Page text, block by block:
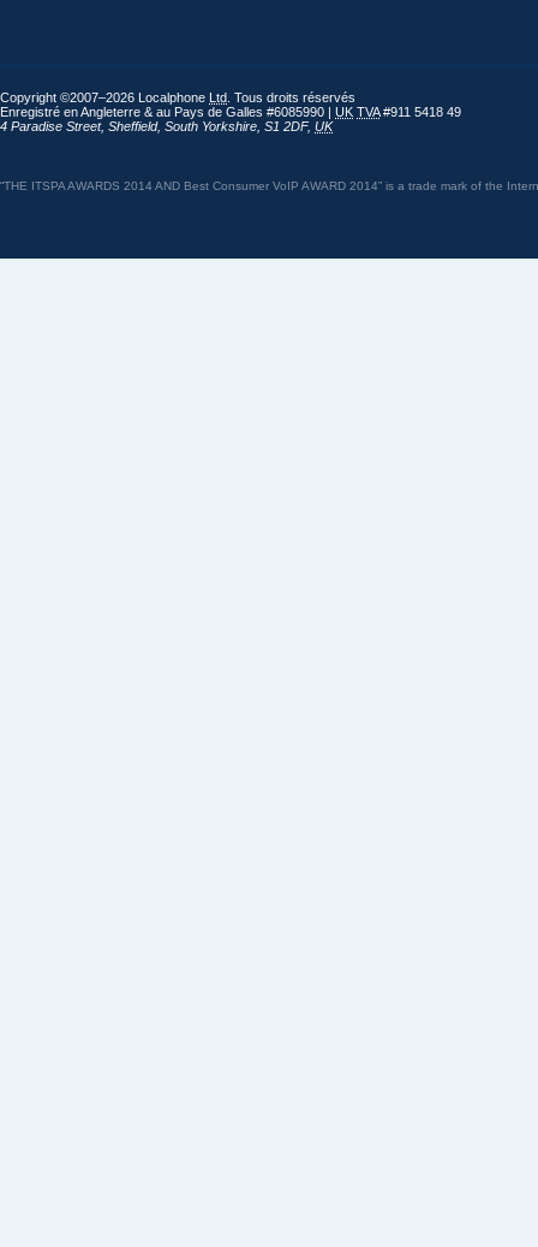
Copyright ©2007–2026 Localphone Ltd . Tous droits réservés
Enregistré en Angleterre & au Pays de Galles #6085990 | UK TVA#911 5418 49
4 Paradise Street, Sheffield, South Yorkshire S1 2DF, UK
“THE ITSPA AWARDS 2014 AND Best Consumer VoIP AWARD 2014” is a trade mark of the